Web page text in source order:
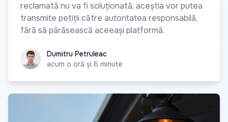
reclamată nu va fi soluționată, aceștia vor putea
transmite petiții către autoritatea responsabilă,
fără să părăsească aceeași platformă.
Dumitru Petruleac
Dumitru Petruleac
acum o oră și 6 minute